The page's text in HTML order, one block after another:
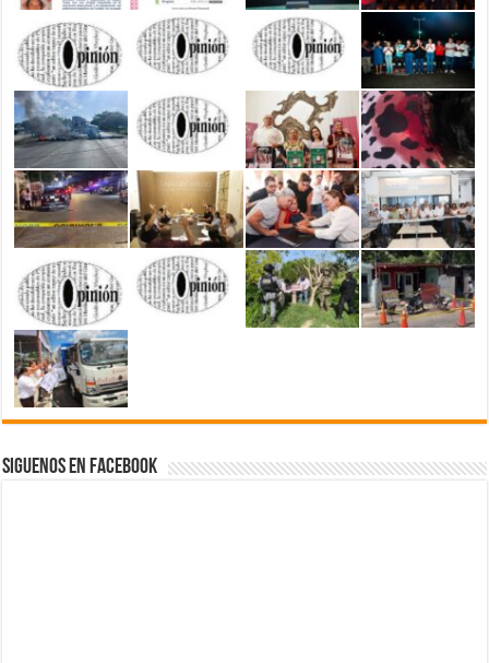
Siguenos en Facebook